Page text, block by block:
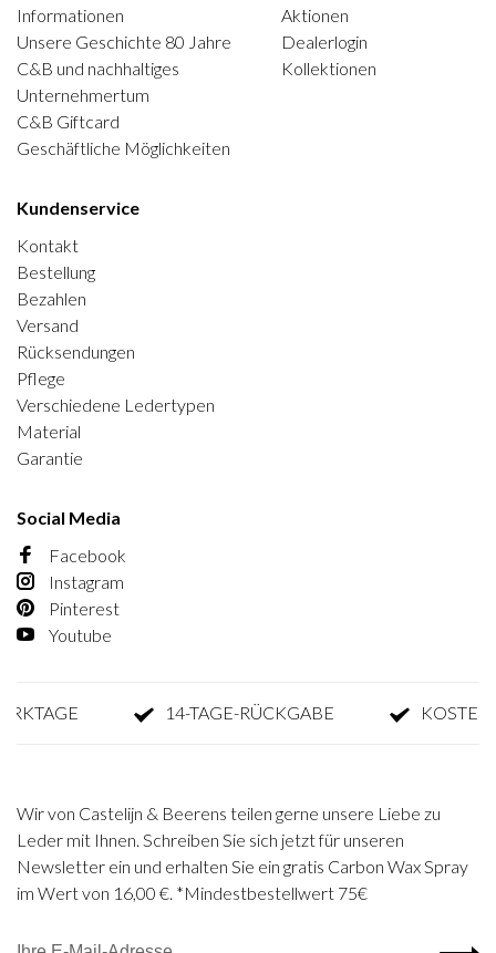
Informationen
Unsere Geschichte 80 Jahre
C&B und nachhaltiges
Unternehmertum
C&B Giftcard
Geschäftliche Möglichkeiten
Aktionen
Dealerlogin
Kollektionen
Kundenservice
Kontakt
Bestellung
Bezahlen
Versand
Rücksendungen
Pflege
Verschiedene Ledertypen
Material
Garantie
Social Media
Facebook
Instagram
Pinterest
Youtube
14-TAGE-RÜCKGABE
Wir von Castelijn & Beerens teilen gerne unsere Liebe zu
Leder mit Ihnen. Schreiben Sie sich jetzt für unseren
Newsletter ein und erhalten Sie ein gratis Carbon Wax Spray
im Wert von 16,00 €. *Mindestbestellwert 75€